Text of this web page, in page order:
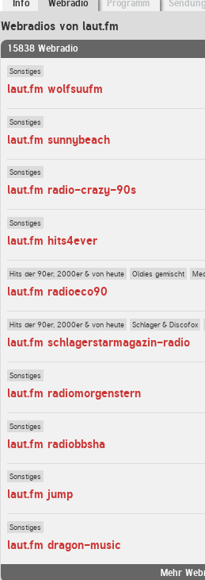
Info Webradio Programm
Webradios von laut.fm
15838 Webradio
Sonstiges
laut.fm wolfsuufm
Sonstiges
laut.fm sunnybeach
Sonstiges
laut.fm radio-crazy-90s
Sonstiges
laut.fm hits4ever
Hits der 90er, 2000er & von heute Oldies gemischt
laut.fm radioeco90
Hits der 90er, 2000er & von heute Schlager & Discofox
laut.fm schlagerstarmagazin-radio
Sonstiges
laut.fm radiomorgenstern
Sonstiges
laut.fm radiobbsha
Sonstiges
laut.fm jump
Sonstiges
laut.fm dragon-music
Mehr